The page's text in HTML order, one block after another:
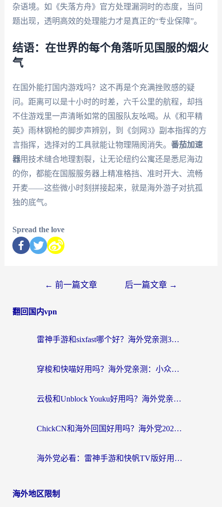
杂语境。如《失落方舟》官方处理漏洞时的态度，当问
题出现，透明高效的处理能力才是真正的“专业保障”。
结语：在世界的每个角落听见国服的烟火
气
在国外能打国内游戏吗？这不再是个充满挫败感的疑
问。距离可以是十小时的时差，六千公里的航程，却挡
不住游戏里一声清晰如常的国服队友吆喝。从《和平精
英》雨林钢枪的脚步声辨别，到《剑网3》副本指挥的方
言指挥，选择对的工具就能让物理隔阂消失。 番茄加速
器用技术缝合地理割裂，让无论纽约公寓还是悉尼海边
的你，都能在国服服务器上精准格挡、准时开大、流畅
开麦——这些微小时刻拼接起来，就是海外游子对抗孤
独的底气。
Spread the love
← 前一篇文章 后一篇文章 →
翻回国内vpn
雷神手游和sixfast哪个好？海外党亲测3款回国加速器，教你选对不踩坑
穿梭和快喵好用吗？海外党亲测：小众加速器对比+番茄加速器深度体验
云极和Unblock Youku好用吗？海外党亲测+2026回国加速器避坑指南
ChickCN和海外回国好用吗？海外党2026亲测：从手游到影音，选对加速器的3个关键
海外党必看：雷神手游和快帆TV版好用吗？3步选对回国加速器不踩坑
海外地区限制